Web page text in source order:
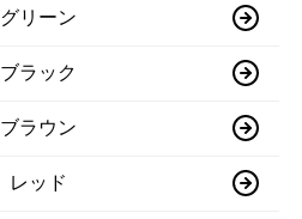
グリーン
ブラック
ブラウン
レッド